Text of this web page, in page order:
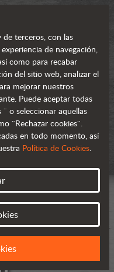
de terceros, con las
de navegación,
como para recabar
del sitio web, analizar el
mejorar nuestros
Puede aceptar todas
o seleccionar aquellas
¨Rechazar cookies¨.
en todo momento, así
Política de Cookies.